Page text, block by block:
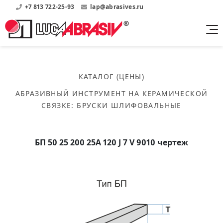
+7 813 722-25-93 lap@abrasives.ru
бакелитовой связке
Скачать каталог
Круги шлифовальные
Сегменты шлифовальные
керамической связке
Круги шлифовальные
Скачать прайсы на нашу продукцию
Нормативные документы, ГОСТы, Инструкции по
О нас
Информация о заводе
История завода
Контакты
КАТАЛОГ (ЦЕНЫ)
АБРАЗИВНЫЙ ИНСТРУМЕНТ НА КЕРАМИЧЕСКОЙ
СВЯЗКЕ: БРУСКИ ШЛИФОВАЛЬНЫЕ
БП 50 25 200 25А 120 J 7 V 9010 чертеж